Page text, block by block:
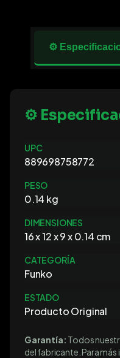
⚙️
⚙️
UPC
889698758772
PESO
0.14 kg
DIMENSIONES
16 x 12 x 9 x 0.14 cm
CATEGORÍA
Funko
ESTADO
Producto Original
Garantía: Todos
del fabricante. Para